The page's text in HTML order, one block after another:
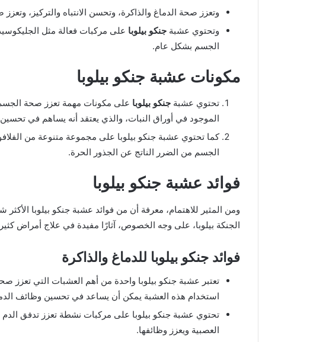
وتعزز صحة الدماغ والذاكرة، وتحسن الانتباه والتركيز،
وتحتوي عشبة جنكو بيلوبا على مركبات فعالة مثل
الجسم بشكل عام.
مكونات عشبة جنكو بيلوبا
تحتوي عشبة جنكو بيلوبا على مكونات مهمة تعزز صحة
الموجود في أوراق النبات، والذي يعتقد أنه يساهم في تحسين
كما تحتوي عشبة جنكو بيلوبا على مجموعة متنوعة من
الجسم من الضرر الناتج عن الجذور الحرة.
فوائد عشبة جنكو بيلوبا
ومن المثير للاهتمام، معرفة أن من فوائد عشبة جنكو بيلوبا
الجنكة بيلوبا، على وجه الخصوص، آثارًا مفيدة في علاج أمراض
فوائد جنكو بيلوبا للدماغ والذاكرة
تعتبر عشبة جنكو بيلوبا واحدة من أهم العشبات التي تعزز
استخدام هذه العشبة يمكن أن يساعد في تحسين وظائف
تحتوي عشبة جنكو بيلوبا على مركبات نشطة تعزز تدفق الدم
العصبية ويعزز وظائفها.